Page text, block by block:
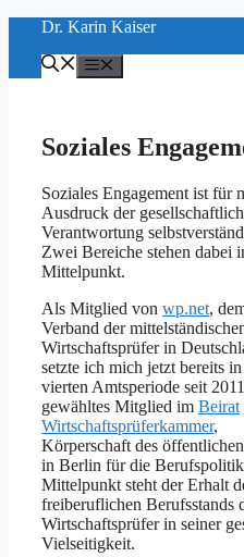
springen
Dr. Karin Kaiser
Soziales
Soziales Engagement ist für
Ausdruck der
Verantwortung
Zwei Bereiche stehen dabei
Mittelpunkt.
Als Mitglied von wp.net,
Verband der
Wirtschaftsprüfer in
setzte ich mich jetzt bereits
vierten Amtsperiode seit
gewähltes Mitglied im Beirat
Wirtschaftsprüferkammer,
Körperschaft des
in Berlin für die
Mittelpunkt steht der Erhalt
freiberuflichen Berufsstands
Wirtschaftsprüfer in seiner
Vielseitigkeit.